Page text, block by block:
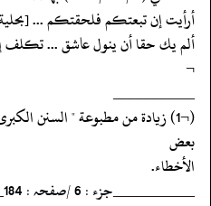
‏‏‏‏أرأيت إن تبعتكم فلحقتكم ... [بحلية أو
‏‏‏‏ألم يك حقا أن ينول عاشق ... تكلف
‏‏‏‏¬
‏‏‏‏__________
بعض
‏‏‏‏الأخطاء.
‏‏‏‏__________جزء : 6 /صفحہ : 184__________